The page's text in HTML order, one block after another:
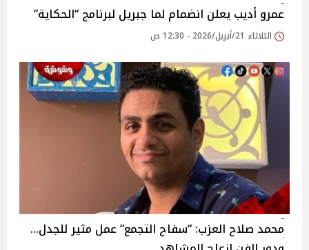
عمرو أديب يعلن انضمام لما جبريل لبرنامج “الحكاية”
الثلاثاء 21/أبريل/2026 - 12:30 ص
محمد صلاح العزب: “سفاح التجمع” عمل مثير للجدل…